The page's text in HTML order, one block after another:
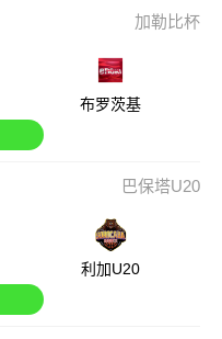
加勒比杯
布罗茨基
巴保塔U20
利加U20